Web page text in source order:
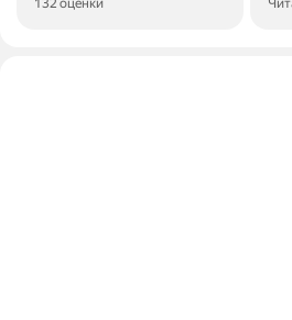
132 оценки